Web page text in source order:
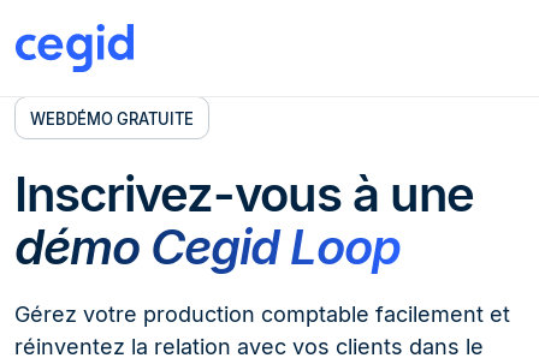
WEBDÉMO GRATUITE
Inscrivez-vous à une
démo Cegid Loop
Gérez votre production comptable facilement et
réinventez la relation avec vos clients dans le